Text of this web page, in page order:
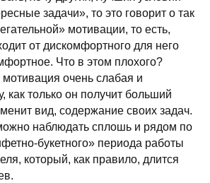
задачи», то это говорит о так
мотивации, то есть,
от дискомфортного для него
Что в этом плохого?
мотивация очень слабая и
как только он получит больший
вид, содержание своих задач.
наблюдать сплошь и рядом по
букетного» периода работы
который, как правило, длится